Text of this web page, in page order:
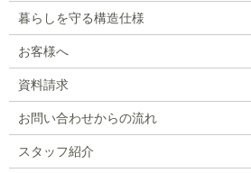
暮らしを守る構造仕様
お客様へ
資料請求
お問い合わせからの流れ
スタッフ紹介